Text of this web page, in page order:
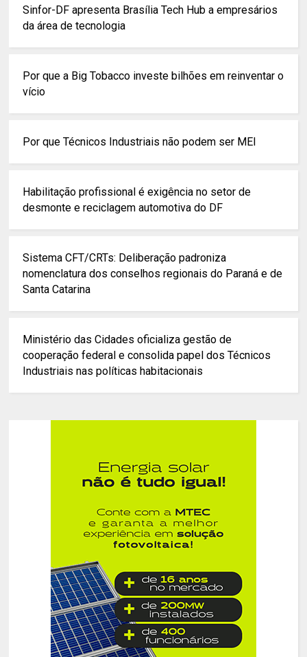
Sinfor-DF apresenta Brasília Tech Hub a empresários
da área de tecnologia
Por que a Big Tobacco investe bilhões em reinventar o
vício
Por que Técnicos Industriais não podem ser MEI
Habilitação profissional é exigência no setor de
desmonte e reciclagem automotiva do DF
Sistema CFT/CRTs: Deliberação padroniza
nomenclatura dos conselhos regionais do Paraná e de
Santa Catarina
Ministério das Cidades oficializa gestão de
cooperação federal e consolida papel dos Técnicos
Industriais nas políticas habitacionais